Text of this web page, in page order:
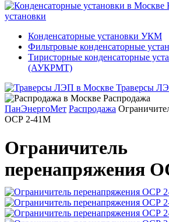
установки
Конденсаторные установки УКМ
Фильтровые конденсаторные
Тиристорные конденсаторные
(АУКРМТ)
Траверсы
Распродажа
ПанЭнергоМет Распродажа
ОСР 2-41М
Ограничитель
перенапряжения